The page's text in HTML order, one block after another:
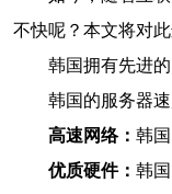
不快呢？本文将对此
韩国拥有先进
韩国的服务器
高速网络： 韩
优质硬件： 韩